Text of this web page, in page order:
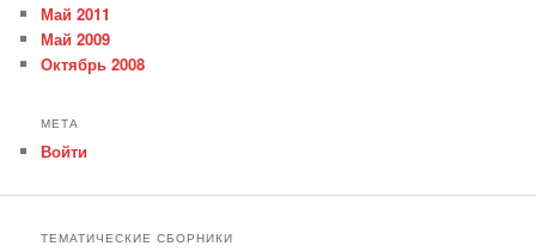
Май 2011
Май 2009
Октябрь 2008
МЕТА
Войти
ТЕМАТИЧЕСКИЕ СБОРНИКИ